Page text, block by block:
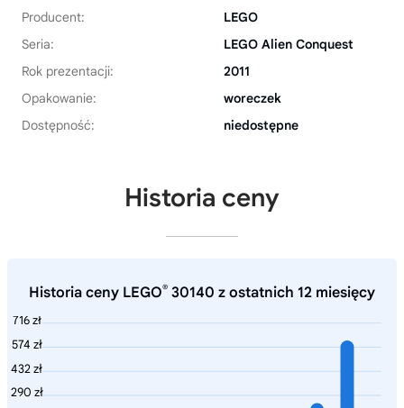
Producent:
LEGO
Seria:
LEGO Alien Conquest
Rok prezentacji:
2011
Opakowanie:
woreczek
Dostępność:
niedostępne
Historia ceny
Historia ceny LEGO® 30140 z ostatnich 12 miesięcy
716 zł
574 zł
432 zł
290 zł